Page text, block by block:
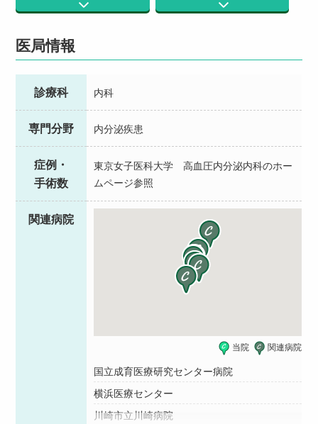
医局情報
診療科 内科
専門分野 内分泌疾患
症例・
手術数
東京女子医科大学 高血圧内分泌内科のホー
ムページ参照
関連病院
当院 関連病院
国立成育医療研究センター病院
横浜医療センター
川崎市立川崎病院